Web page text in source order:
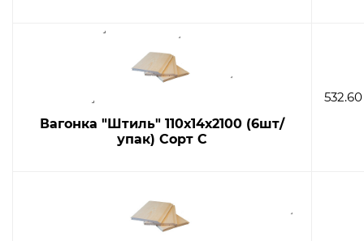
Вагонка "Штиль" 110х14х2100 (6шт/
упак) Сорт С